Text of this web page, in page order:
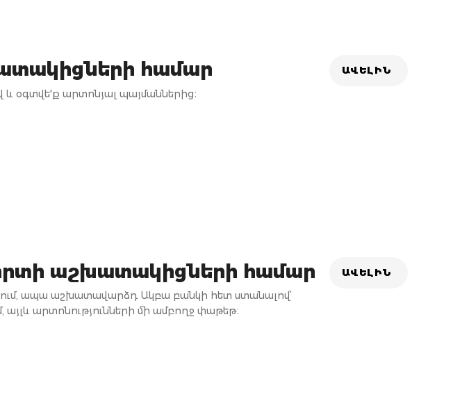
համար
օգտվե'ք արտոնյալ պայմաններից։
ԱՎԵԼԻՆ
աշխատակիցների համար
ապա աշխատավարձդ Ակբա բանկի հետ ստանալով՝
այլև արտոնությունների մի ամբողջ փաթեթ։
ԱՎԵԼԻՆ